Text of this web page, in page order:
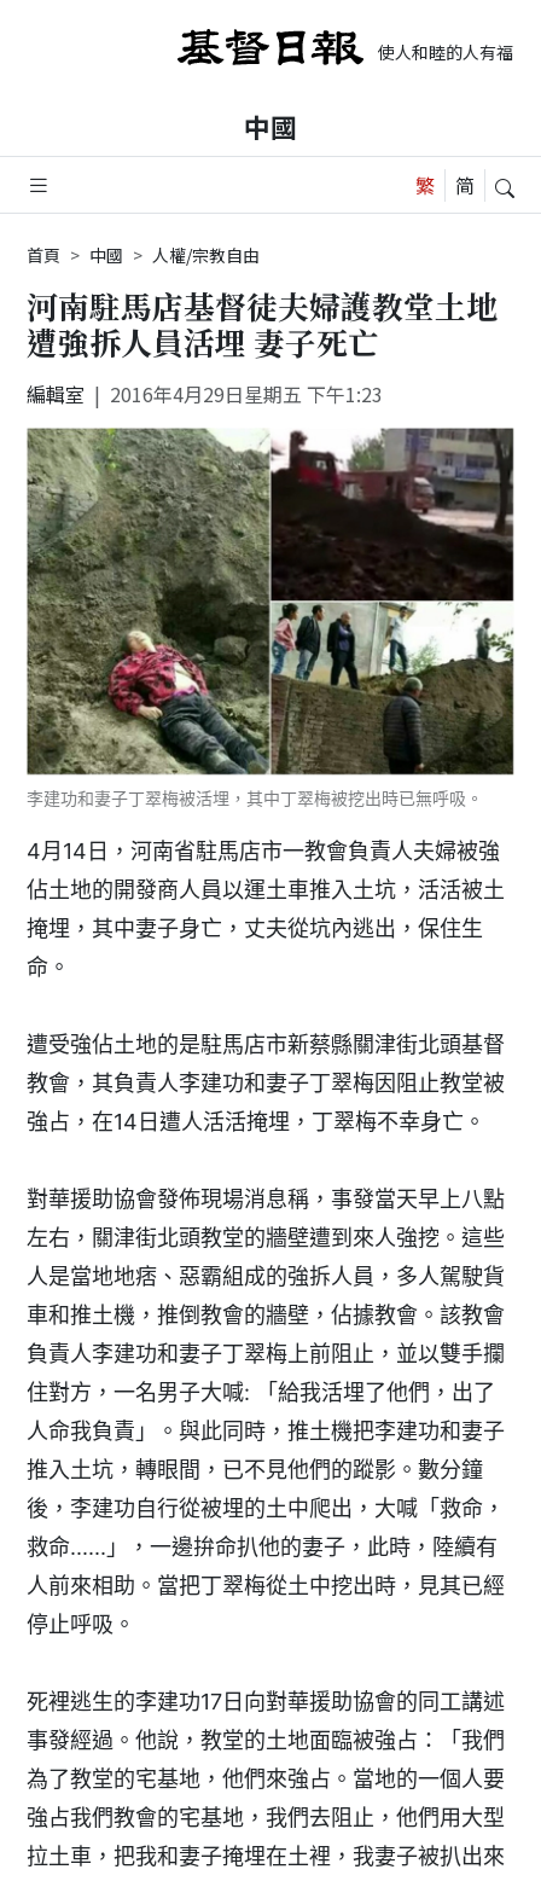
使人和睦的人有福了
中國
首頁 中國 人權/宗教自由
河南駐馬店基督徒夫婦護教堂土地
遭強拆人員活埋 妻子死亡
編輯室 2016年4月29日星期五 下午1:23
李建功和妻子丁翠梅被活埋，其中丁翠梅被挖出時已無呼吸。
4月14日，河南省駐馬店市一教會負責人夫婦被強
佔土地的開發商人員以運土車推入土坑，活活被土
掩埋，其中妻子身亡，丈夫從坑內逃出，保住生
命。
遭受強佔土地的是駐馬店市新蔡縣關津街北頭基督
教會，其負責人李建功和妻子丁翠梅因阻止教堂被
強占，在14日遭人活活掩埋，丁翠梅不幸身亡。
對華援助協會發佈現場消息稱，事發當天早上八點
左右，關津街北頭教堂的牆壁遭到來人強挖。這些
人是當地地痞、惡霸組成的強拆人員，多人駕駛貨
車和推土機，推倒教會的牆壁，佔據教會。該教會
負責人李建功和妻子丁翠梅上前阻止，並以雙手攔
住對方，一名男子大喊: 「給我活埋了他們，出了
人命我負責」。與此同時，推土機把李建功和妻子
推入土坑，轉眼間，已不見他們的蹤影。數分鐘
後，李建功自行從被埋的土中爬出，大喊「救命，
救命......」，一邊拚命扒他的妻子，此時，陸續有
人前來相助。當把丁翠梅從土中挖出時，見其已經
停止呼吸。
死裡逃生的李建功17日向對華援助協會的同工講述
事發經過。他說，教堂的土地面臨被強占：「我們
為了教堂的宅基地，他們來強占。當地的一個人要
強占我們教會的宅基地，我們去阻止，他們用大型
拉土車，把我和妻子掩埋在土裡，我妻子被扒出來